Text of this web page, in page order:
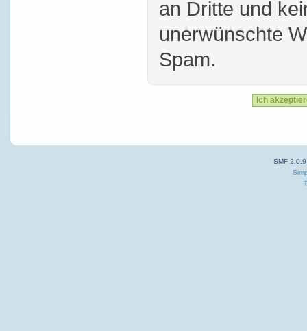
an Dritte und
unerwünschte
Spam.
SMF 2.0.9